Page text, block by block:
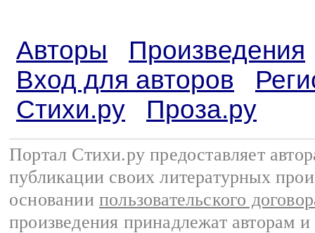
Авторы
Произведения
Вход для авторов
Стихи.ру
Проза.ру
Портал Стихи.ру предоставляет
публикации своих литературных
основании пользовательского
произведения принадлежат авторам